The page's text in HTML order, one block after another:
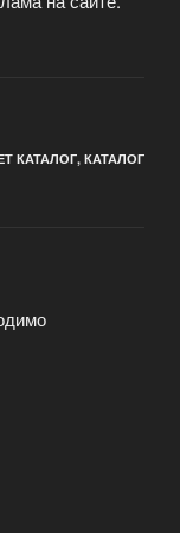
КАТАЛОГ, КАТАЛОГ